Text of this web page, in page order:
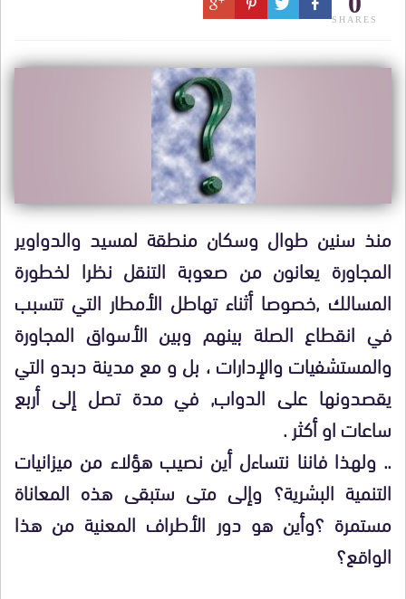
SHARES
منذ سنين طوال وسكان منطقة لمسيد والدواوير
المجاورة يعانون من صعوبة التنقل نظرا لخطورة
المسالك ,خصوصا أثناء تهاطل الأمطار التي تتسبب
في انقطاع الصلة بينهم وبين الأسواق المجاورة
والمستشفيات والإدارات ، بل و مع مدينة دبدو التي
يقصدونها على الدواب, في مدة تصل إلى أربع
ساعات او أكثر .
.. ولهذا فاننا نتساءل أين نصيب هؤلاء من ميزانيات
التنمية البشرية؟ وإلى متى ستبقى هذه المعاناة
مستمرة ؟وأين هو دور الأطراف المعنية من هذا
الواقع؟